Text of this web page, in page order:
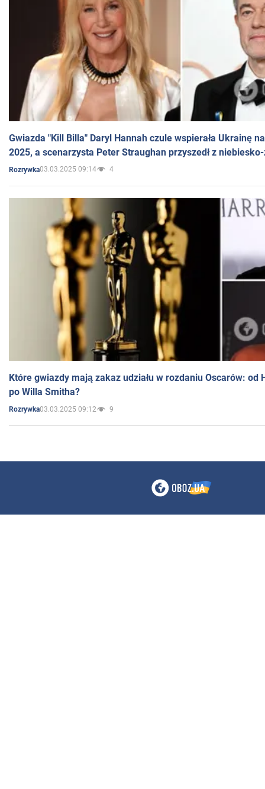
Gwiazda "Kill Billa" Daryl Hannah czule wspierała Ukrainę
2025, a scenarzysta Peter Straughan przyszedł z
Rozrywka03.03.2025 09:14 4
Które gwiazdy mają zakaz udziału w rozdaniu Oscarów: od
po Willa Smitha?
Rozrywka03.03.2025 09:12 9